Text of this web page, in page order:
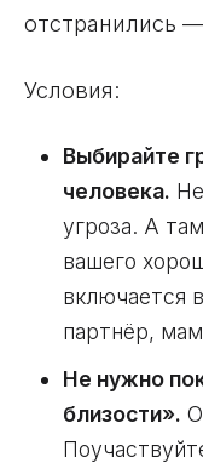
отстранились
Условия:
Выбирайте
человека.
угроза. А
вашего
включается
партнёр,
Не нужно
близости».